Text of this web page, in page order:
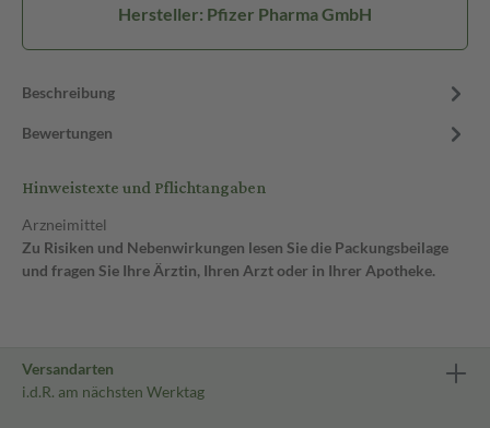
Hersteller: Pfizer Pharma GmbH
Beschreibung
Bewertungen
Hinweistexte und Pflichtangaben
Arzneimittel
Zu Risiken und Nebenwirkungen lesen Sie die Packungsbeilage
und fragen Sie Ihre Ärztin, Ihren Arzt oder in Ihrer Apotheke.
Versandarten
i.d.R. am nächsten Werktag